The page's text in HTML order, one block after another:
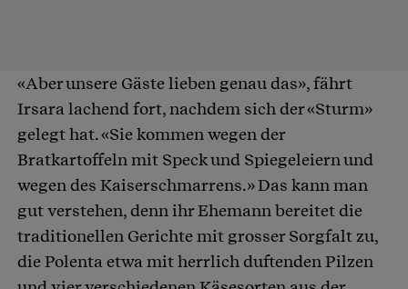
«Aber unsere Gäste lieben genau das», fährt
Irsara lachend fort, nachdem sich der «Sturm»
gelegt hat. «Sie kommen wegen der
Bratkartoffeln mit Speck und Spiegeleiern und
wegen des Kaiserschmarrens.» Das kann man
gut verstehen, denn ihr Ehemann bereitet die
traditionellen Gerichte mit grosser Sorgfalt zu,
die Polenta etwa mit herrlich duftenden Pilzen